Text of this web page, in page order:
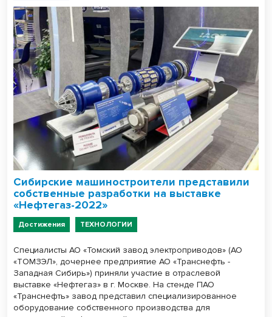
Сибирские машиностроители представили
собственные разработки на выставке
«Нефтегаз-2022»
Достижения ТЕХНОЛОГИИ
Специалисты АО «Томский завод электроприводов» (АО
«ТОМЗЭЛ», дочернее предприятие АО «Транснефть -
Западная Сибирь») приняли участие в отраслевой
выставке «Нефтегаз» в г. Москве. На стенде ПАО
«Транснефть» завод представил специализированное
оборудование собственного производства для